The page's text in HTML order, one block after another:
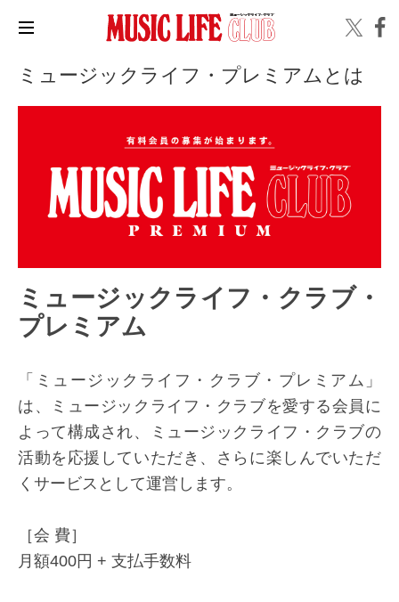
ミュージックライフ・プレミアムとは
ミュージックライフ・クラブ・
プレミアム
「ミュージックライフ・クラブ・プレミアム」
は、ミュージックライフ・クラブを愛する会員に
よって構成され、ミュージックライフ・クラブの
活動を応援していただき、さらに楽しんでいただ
くサービスとして運営します。
［会 費］
月額400円 + 支払手数料